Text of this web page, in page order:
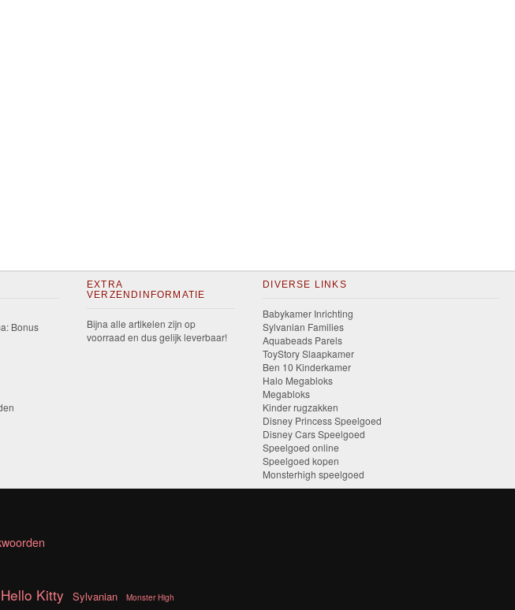
Bonus
EXTRA
VERZENDINFORMATIE
Bijna alle artikelen zijn op
voorraad en dus gelijk leverbaar!
DIVERSE LINKS
Babykamer Inrichting
Sylvanian Families
Aquabeads Parels
ToyStory Slaapkamer
Ben 10 Kinderkamer
Halo Megabloks
Megabloks
Kinder rugzakken
Disney Princess Speelgoed
Disney Cars Speelgoed
Speelgoed online
Speelgoed kopen
Monsterhigh speelgoed
Hello Kitty Sylvanian Monster High